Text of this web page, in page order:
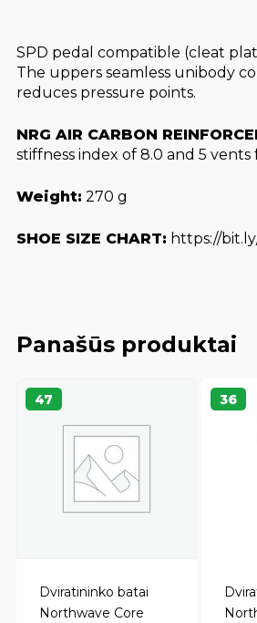
SPD pedal compatible (cleat
The uppers seamless unibody
reduces pressure points.
NRG AIR CARBON
stiffness index of 8.0 and 5
Weight: 270 g
SHOE SIZE CHART: https://
Panašūs produktai
Dviratininko batai
Northwave Core
47 36